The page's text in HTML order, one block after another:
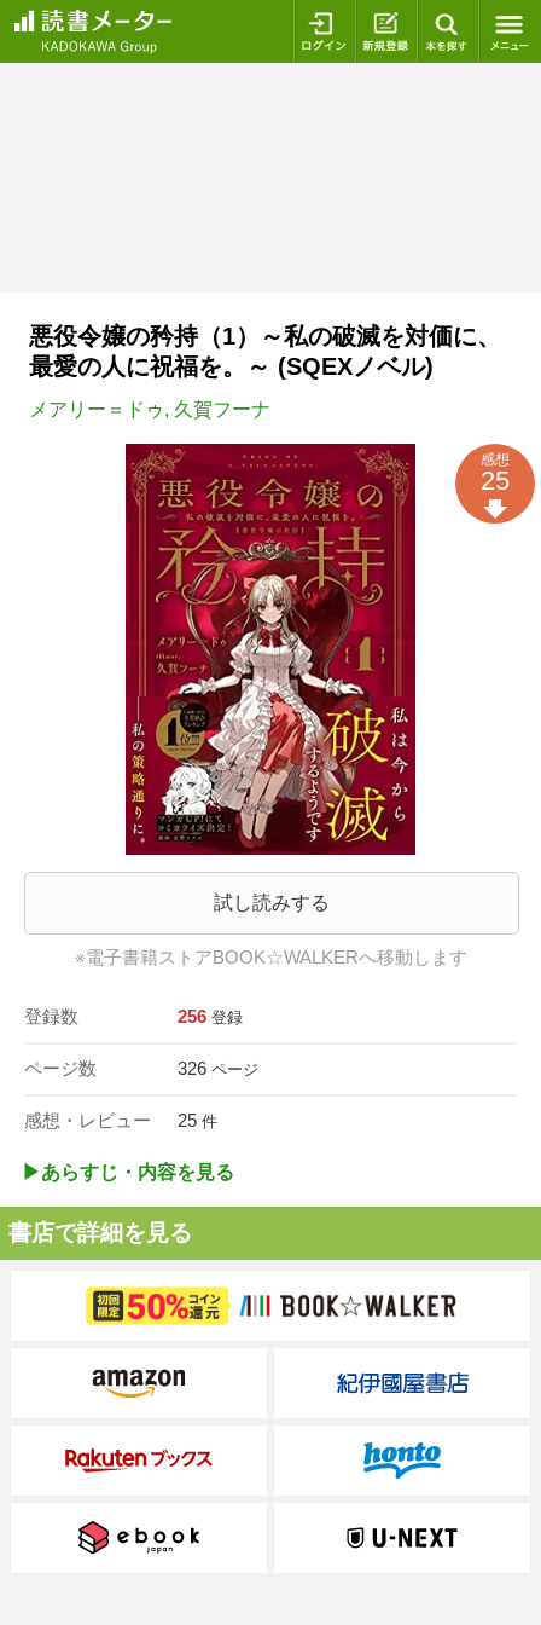
ログイン 新規登録
悪役令嬢の矜持（1）～私の破滅を対価に、
最愛の人に祝福を。～ (SQEXノベル)
メアリー＝ドゥ , 久賀フーナ
試し読みする
※電子書籍ストアBOOK☆WALKERへ移動します
登録数 256 登録
ページ数 326 ページ
感想・レビュー 25 件
感想
25
▶︎あらすじ・内容を見る
書店で詳細を見る